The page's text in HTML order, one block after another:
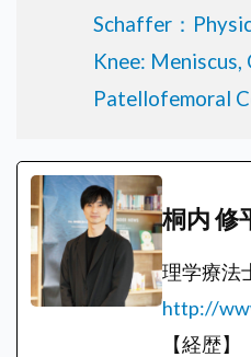
Schaffer：
Knee: Meniscus,
Patellofemoral
桐内 修
理学療法
http://
【経歴】